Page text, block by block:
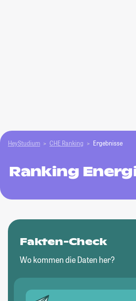
HeyStudium CHE Ranking Ergebnisse
Ranking
Fakten-Check
Wo kommen die Daten her?